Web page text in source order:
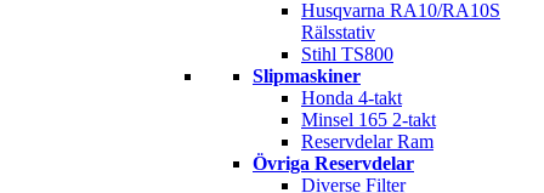
Husqvarna RA10/RA10S
Rälsstativ
Stihl TS800
Slipmaskiner
Honda 4-takt
Minsel 165 2-takt
Reservdelar Ram
Övriga Reservdelar
Diverse Filter